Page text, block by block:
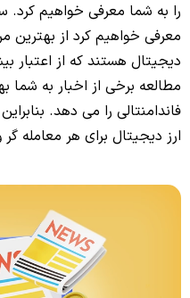
را به شما معرفی خواهیم کرد.
معرفی خواهیم کرد از بهترین
دیجیتال هستند که از اعتبار
مطالعه برخی از اخبار به شما
فاندامنتالی را می‌ دهد.
ارز دیجیتال برای هر معامله